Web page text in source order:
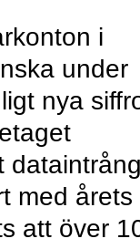
i
under
nya
med årets
att över